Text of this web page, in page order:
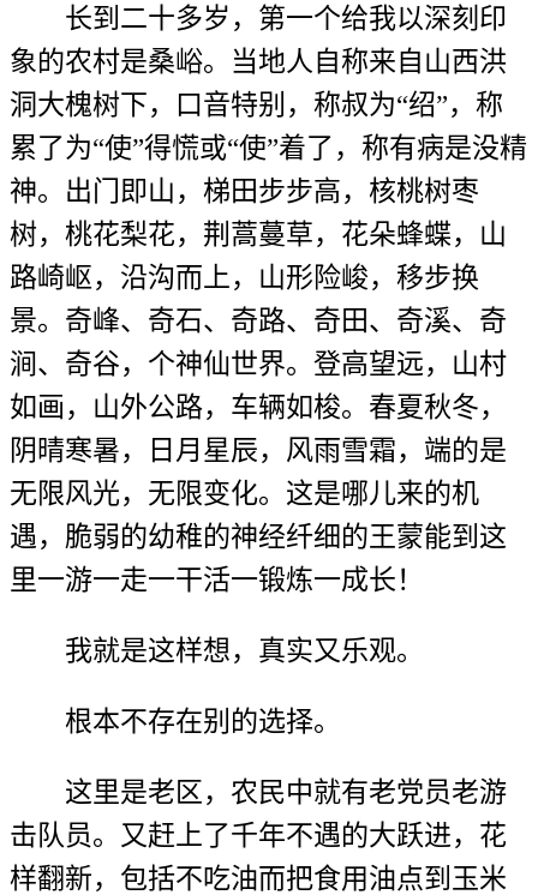
长到二十多岁，第一个给我以深刻印
象的农村是桑峪。当地人自称来自山西洪
洞大槐树下，口音特别，称叔为“绍”，称
累了为“使”得慌或“使”着了，称有病是没精
神。出门即山，梯田步步高，核桃树枣
树，桃花梨花，荆蒿蔓草，花朵蜂蝶，山
路崎岖，沿沟而上，山形险峻，移步换
景。奇峰、奇石、奇路、奇田、奇溪、奇
涧、奇谷，个神仙世界。登高望远，山村
如画，山外公路，车辆如梭。春夏秋冬，
阴晴寒暑，日月星辰，风雨雪霜，端的是
无限风光，无限变化。这是哪儿来的机
遇，脆弱的幼稚的神经纤细的王蒙能到这
里一游一走一干活一锻炼一成长！
我就是这样想，真实又乐观。
根本不存在别的选择。
这里是老区，农民中就有老党员老游
击队员。又赶上了千年不遇的大跃进，花
样翻新，包括不吃油而把食用油点到玉米